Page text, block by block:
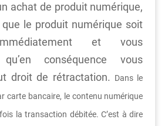
achat de produit numérique,
le produit numérique soit
et vous
qu’en conséquence vous
droit de rétractation.
Dans le
carte bancaire, le contenu numérique
la transaction débitée. C’est à dire